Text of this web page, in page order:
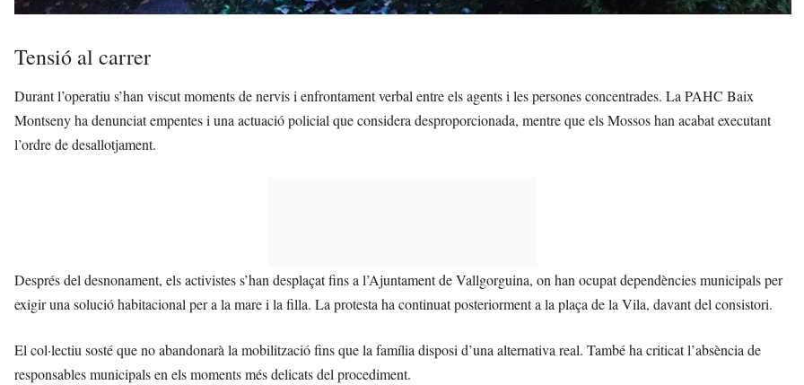
Tensió al carrer
Durant l’operatiu s’han viscut moments de nervis i enfrontament verbal entre els agents i les persones concentrades. La PAHC Baix
Montseny ha denunciat empentes i una actuació policial que considera desproporcionada, mentre que els Mossos han acabat executant
l’ordre de desallotjament.
Després del desnonament, els activistes s’han desplaçat fins a l’Ajuntament de Vallgorguina, on han ocupat dependències municipals per
exigir una solució habitacional per a la mare i la filla. La protesta ha continuat posteriorment a la plaça de la Vila, davant del consistori.
El col·lectiu sosté que no abandonarà la mobilització fins que la família disposi d’una alternativa real. També ha criticat l’absència de
responsables municipals en els moments més delicats del procediment.